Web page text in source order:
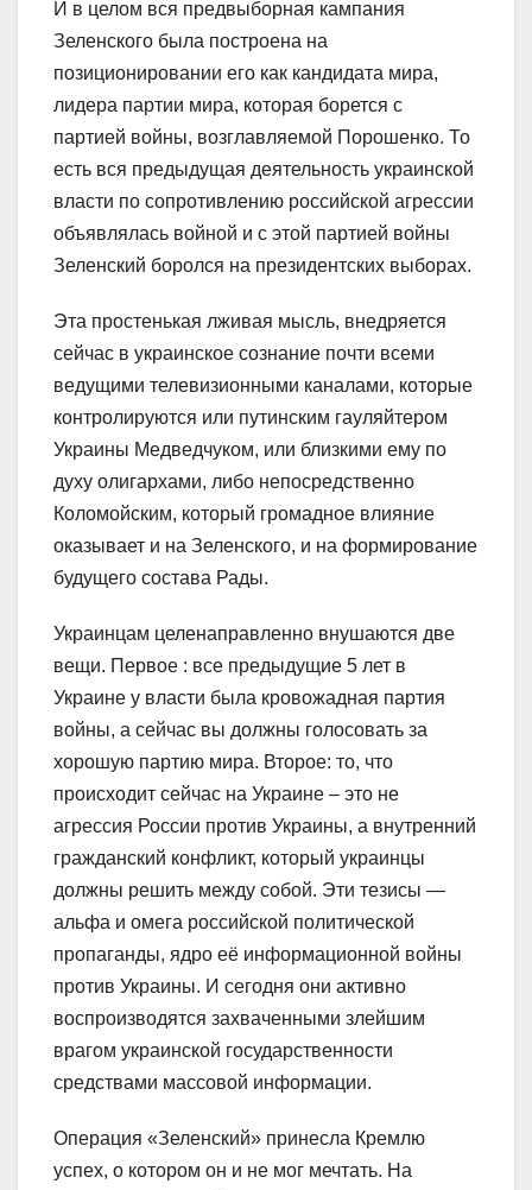
И в целом вся предвыборная кампания
Зеленского была построена на
позиционировании его как кандидата мира,
лидера партии мира, которая борется с
партией войны, возглавляемой Порошенко. То
есть вся предыдущая деятельность украинской
власти по сопротивлению российской агрессии
объявлялась войной и с этой партией войны
Зеленский боролся на президентских выборах.
Эта простенькая лживая мысль, внедряется
сейчас в украинское сознание почти всеми
ведущими телевизионными каналами, которые
контролируются или путинским гауляйтером
Украины Медведчуком, или близкими ему по
духу олигархами, либо непосредственно
Коломойским, который громадное влияние
оказывает и на Зеленского, и на формирование
будущего состава Рады.
Украинцам целенаправленно внушаются две
вещи. Первое : все предыдущие 5 лет в
Украине у власти была кровожадная партия
войны, а сейчас вы должны голосовать за
хорошую партию мира. Второе: то, что
происходит сейчас на Украине – это не
агрессия России против Украины, а внутренний
гражданский конфликт, который украинцы
должны решить между собой. Эти тезисы —
альфа и омега российской политической
пропаганды, ядро её информационной войны
против Украины. И сегодня они активно
воспроизводятся захваченными злейшим
врагом украинской государственности
средствами массовой информации.
Операция «Зеленский» принесла Кремлю
успех, о котором он и не мог мечтать. На